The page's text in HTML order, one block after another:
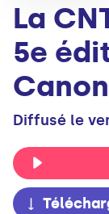
La
5e
Diffusé le